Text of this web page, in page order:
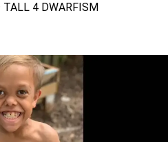
TALL 4 DWARFISM